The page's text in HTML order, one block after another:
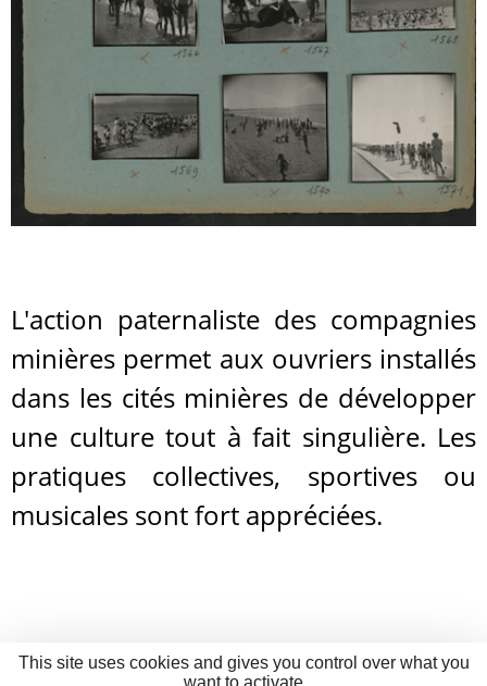
L'action paternaliste des compagnies
minières permet aux ouvriers installés
dans les cités minières de développer
une culture tout à fait singulière. Les
pratiques collectives, sportives ou
musicales sont fort appréciées.
This site uses cookies and gives you control over what you
want to activate